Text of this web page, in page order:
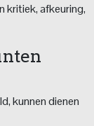
kritiek, afkeuring,
kunnen dienen